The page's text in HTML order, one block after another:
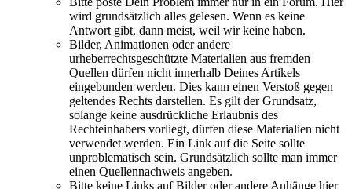
wird grundsätzlich alles gelesen. Wenn es keine
Antwort gibt, dann meist, weil wir keine haben.
Bilder, Animationen oder andere
urheberrechtsgeschützte Materialien aus fremden
Quellen dürfen nicht innerhalb Deines Artikels
eingebunden werden. Dies kann einen Verstoß gegen
geltendes Rechts darstellen. Es gilt der Grundsatz,
solange keine ausdrückliche Erlaubnis des
Rechteinhabers vorliegt, dürfen diese Materialien nicht
verwendet werden. Ein Link auf die Seite sollte
unproblematisch sein. Grundsätzlich sollte man immer
einen Quellennachweis angeben.
Bitte keine Links auf Bilder oder andere Anhänge hier